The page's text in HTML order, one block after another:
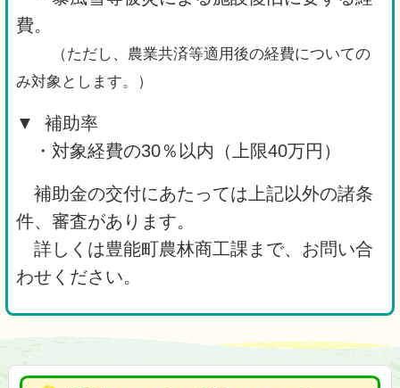
費。
（ただし、農業共済等適用後の経費についての
み対象とします。）
▼ 補助率
・対象経費の30％以内（上限40万円）
補助金の交付にあたっては上記以外の諸条
件、審査があります。
詳しくは豊能町農林商工課まで、お問い合
わせください。